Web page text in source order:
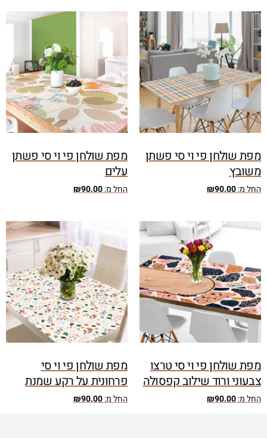
מפת שולחן פי וי סי פשתן
משובץ
החל מ: ₪90.00
מפת שולחן פי וי סי פשתן
עלים
החל מ: ₪90.00
מפת שולחן פי וי סי טרצו
צבעוני ורוד שילוב קפסולה
החל מ: ₪90.00
מפת שולחן פי וי סי
פרחונית על רקע שמנת
החל מ: ₪90.00